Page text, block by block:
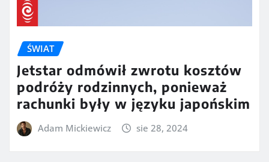
ŚWIAT
Jetstar odmówił zwrotu kosztów
podróży rodzinnych, ponieważ
rachunki były w języku japońskim
Adam Mickiewicz sie 28, 2024